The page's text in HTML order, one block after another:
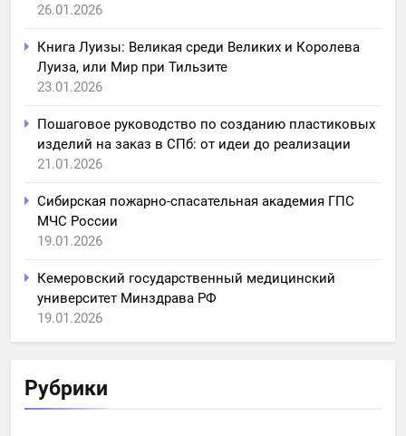
26.01.2026
Книга Луизы: Великая среди Великих и Королева
Луиза, или Мир при Тильзите
23.01.2026
Пошаговое руководство по созданию пластиковых
изделий на заказ в СПб: от идеи до реализации
21.01.2026
Сибирская пожарно-спасательная академия ГПС
МЧС России
19.01.2026
Кемеровский государственный медицинский
университет Минздрава РФ
19.01.2026
Рубрики